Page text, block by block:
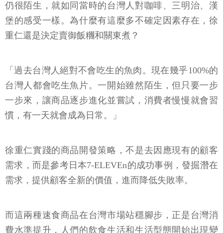
仍很陌生，就如同當時的台灣人對咖啡、三明治、漢
堡的感受一樣。為什麼有這麼多不確定因素存在，徐
重仁還是決定賣御飯糰和關東煮？
「過去台灣人絕對不會吃生的魚肉。現在幾乎100%的
台灣人都會吃生魚片。一開始雖然陌生，但只要一步
一步來，讓商品逐步進化並嘗試，消費者慢慢就會習
慣，有一天就會成為日常。」
徐重仁實踐的商品開發策略，不是去因應現有的顧客
需求，而是參考日本7-ELEVEn的成功事例，發掘潛在
需求，提供顧客全新的價值，進而降低失敗率。
而這兩種速食商品在台灣市場站穩腳步，正是台灣消
費水準提升，人們的飲食生活和生活型態開始出現變